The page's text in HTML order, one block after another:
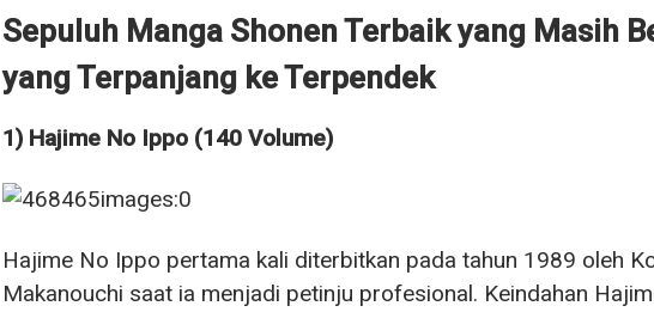
Sepuluh Manga Shonen Terbaik yang Masih
yang Terpanjang ke Terpendek
1) Hajime No Ippo (140 Volume)
Hajime No Ippo pertama kali diterbitkan pada tahun 1989 oleh
Makanouchi saat ia menjadi petinju profesional. Keindahan